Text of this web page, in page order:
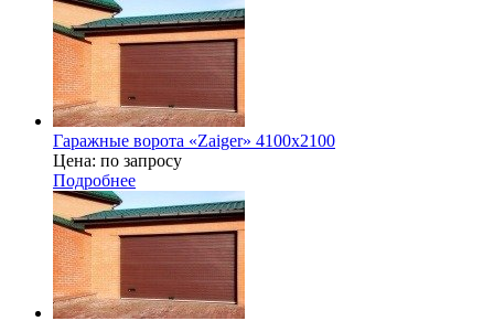
Гаражные ворота «Zaiger» 4100х2100
Цена: по запросу
Подробнее